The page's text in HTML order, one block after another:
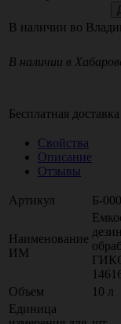
В наличии во
В наличии в
Бесплатная
Свойства
Описание
Отзывы
Артикул Б-
Наименование
ИМ
Объем
10 л
Единица